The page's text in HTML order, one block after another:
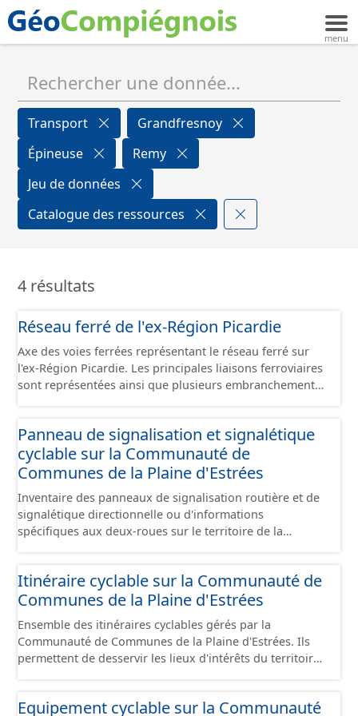
Transport
Grandfresnoy
Épineuse
Remy
Jeu de données
Catalogue des ressources
4 résultats
Réseau ferré de l'ex-Région Picardie
Axe des voies ferrées représentant le réseau ferré sur
l'ex-Région Picardie. Les principales liaisons ferroviaires
sont représentées ainsi que plusieurs embranchements
sont désaffectées mais sont toujours physiquement
présentes sur le terrain.
Panneau de signalisation et signalétique
cyclable sur la Communauté de
Communes de la Plaine d'Estrées
Inventaire des panneaux de signalisation routière et de
signalétique directionnelle ou d'informations
spécifiques aux deux-roues sur le territoire de la
en cours de réalisation. Cet inventaire est en cours, la
donnée n'est donc pas exhaustive.
Itinéraire cyclable sur la Communauté de
Communes de la Plaine d'Estrées
Ensemble des itinéraires cyclables gérés par la
Communauté de Communes de la Plaine d'Estrées. Ils
permettent de desservir les lieux d'intérêts du territoire
de bonnes conditions. Ils peuvent emprunter tout type
Equipement cyclable sur la Communauté